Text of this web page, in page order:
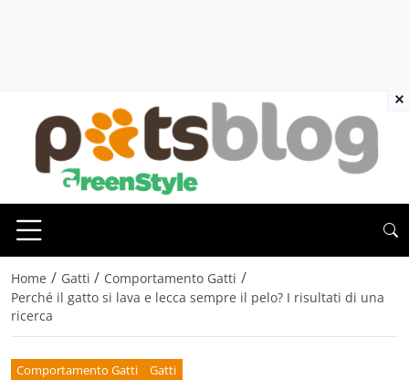
Home / Gatti / Comportamento Gatti /
Perché il gatto si lava e lecca sempre il pelo? I risultati di una
ricerca
Comportamento Gatti Gatti
×